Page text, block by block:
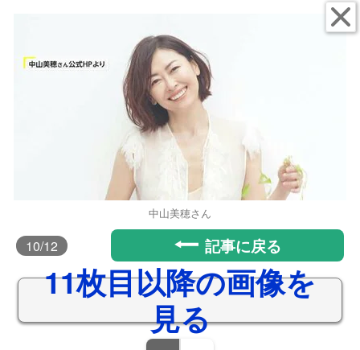
中山美穂さん
10/12 記事に戻る
11枚目以降の画像を
見る